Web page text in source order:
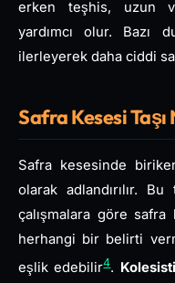
erken teşhis, uzun
yardımcı olur. Bazı
ilerleyerek daha ciddi
Safra Kesesi Taşı
Safra kesesinde
olarak adlandırılır.
çalışmalara göre safra
herhangi bir belirti
eşlik edebilir4.